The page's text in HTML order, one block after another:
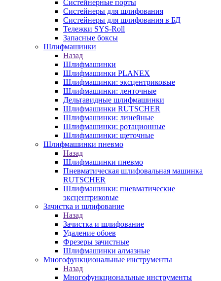
Систейнерные порты
Систейнеры для шлифования
Систейнеры для шлифования в БД
Тележки SYS-Roll
Запасные боксы
Шлифмашинки
Назад
Шлифмашинки
Шлифмашинки PLANEX
Шлифмашинки: эксцентриковые
Шлифмашинки: ленточные
Дельтавидные шлифмашинки
Шлифмашинки RUTSCHER
Шлифмашинки: линейные
Шлифмашинки: ротационные
Шлифмашинки: щеточные
Шлифмашинки пневмо
Назад
Шлифмашинки пневмо
Пневматическая шлифовальная машинка
RUTSCHER
Шлифмашинки: пневматические
эксцентриковые
Зачистка и шлифование
Назад
Зачистка и шлифование
Удаление обоев
Фрезеры зачистные
Шлифмашинки алмазные
Многофункциональные инструменты
Назад
Многофункциональные инструменты